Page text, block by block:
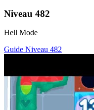
Niveau 482
Hell Mode
Guide Niveau 482